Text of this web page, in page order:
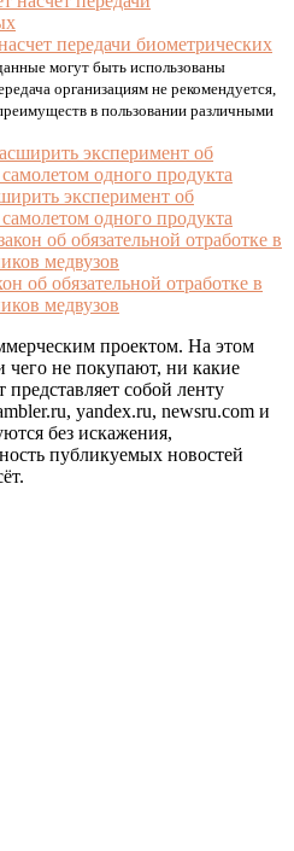
передачи биометрических
могут быть использованы
организациям не рекомендуется,
в пользовании различными
эксперимент об
одного продукта
об обязательной отработке в
медвузов
проектом. На этом
чего не покупают, ни какие
собой ленту
yandex.ru, newsru.com и
без искажения,
публикуемых новостей